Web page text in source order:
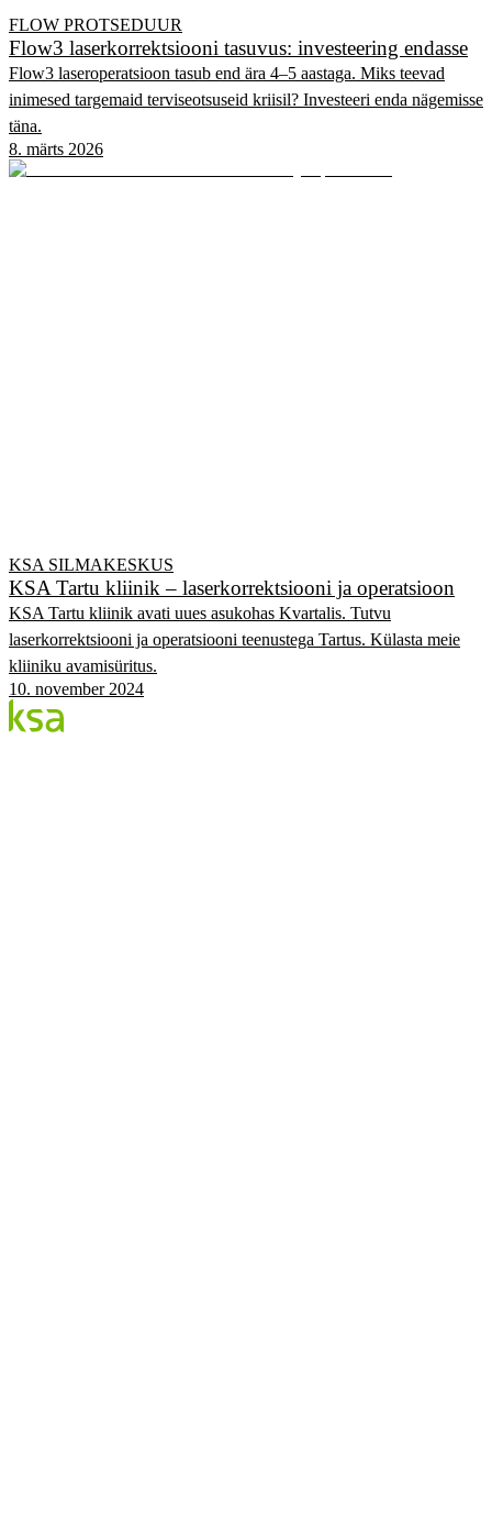
FLOW PROTSEDUUR
Flow3 laserkorrektsiooni tasuvus: investeering endasse
Flow3 laseroperatsioon tasub end ära 4–5 aastaga. Miks teevad
inimesed targemaid terviseotsuseid kriisil? Investeeri enda nägemisse
täna.
8. märts 2026
KSA SILMAKESKUS
KSA Tartu kliinik – laserkorrektsiooni ja operatsioon
KSA Tartu kliinik avati uues asukohas Kvartalis. Tutvu
laserkorrektsiooni ja operatsiooni teenustega Tartus. Külasta meie
kliiniku avamisüritus.
10. november 2024